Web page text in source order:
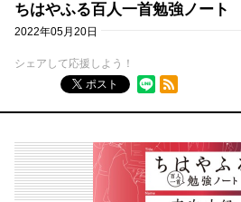
ちはやふる百人一首勉強ノート
2022年05月20日
シェアして応援しよう！
ポスト
RSSフィード